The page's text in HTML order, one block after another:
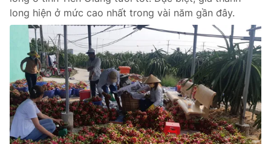
long hiện ở mức cao nhất trong vài năm gần đây.